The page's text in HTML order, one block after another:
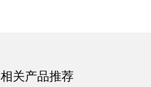
相关产品推荐